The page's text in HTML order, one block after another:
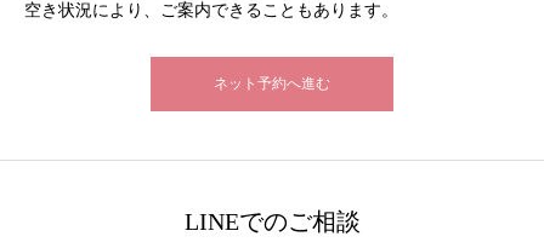
空き状況により、ご案内できることもあります。
ネット予約へ進む
LINEでのご相談